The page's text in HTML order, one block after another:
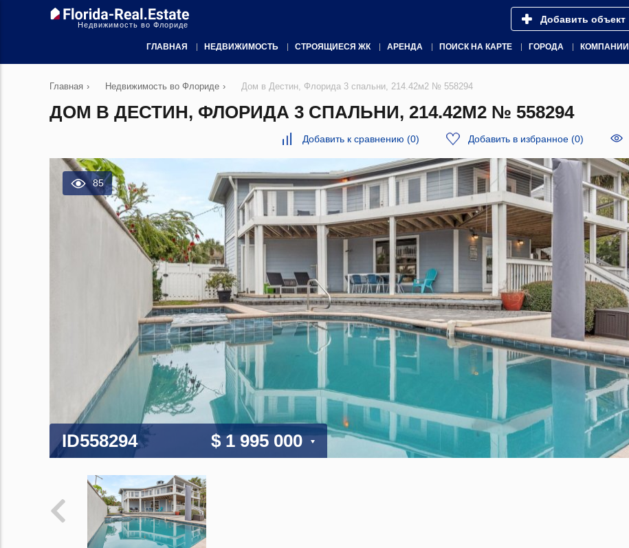
Недвижимость во Флориде Добавить объект
ГЛАВНАЯ НЕДВИЖИМОСТЬ СТРОЯЩИЕСЯ ЖК АРЕНДА ПОИСК НА КАРТЕ ГОРОДА КОМПАНИИ
Главная › Недвижимость во Флориде › Дом в Дестин, Флорида 3 спальни, 214.42м2 № 558294
ДОМ В ДЕСТИН, ФЛОРИДА 3 СПАЛЬНИ, 214.42М2 № 558294
Добавить к сравнению (0) Добавить в избранное (0)
85
ID558294 $ 1 995 000